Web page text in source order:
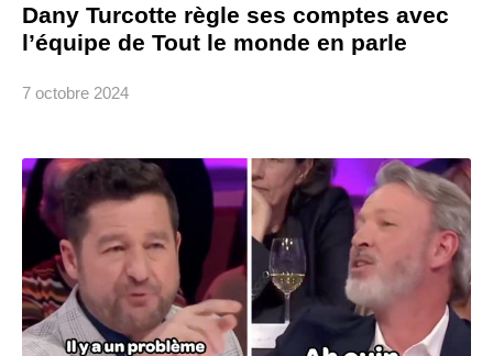
Dany Turcotte règle ses comptes avec
l’équipe de Tout le monde en parle
7 octobre 2024